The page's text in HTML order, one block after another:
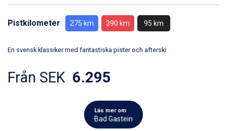
Sauze dOulx från 6.145 kr.
Alleghe från 8.545 kr.
Bad Gastein från 6.295 kr.
Pistkilometer 275 km 390 km 95 km
En svensk klassiker med fantastiska pister och afterski
Från SEK 6.295
Läs mer om
Bad Gastein